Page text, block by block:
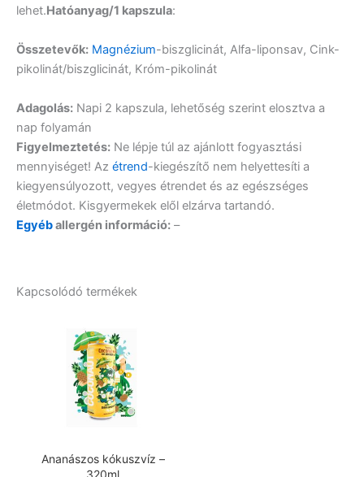
lehet.Hatóanyag/1 kapszula:
Összetevők: Magnézium-biszglicinát, Alfa-liponsav, Cink-
pikolinát/biszglicinát, Króm-pikolinát
Adagolás: Napi 2 kapszula, lehetőség szerint elosztva a
nap folyamán
Figyelmeztetés: Ne lépje túl az ajánlott fogyasztási
mennyiséget! Az étrend-kiegészítő nem helyettesíti a
kiegyensúlyozott, vegyes étrendet és az egészséges
életmódot. Kisgyermekek elől elzárva tartandó.
Egyéballergén információ: –
Kapcsolódó termékek
Ananászos kókuszvíz –
320ml